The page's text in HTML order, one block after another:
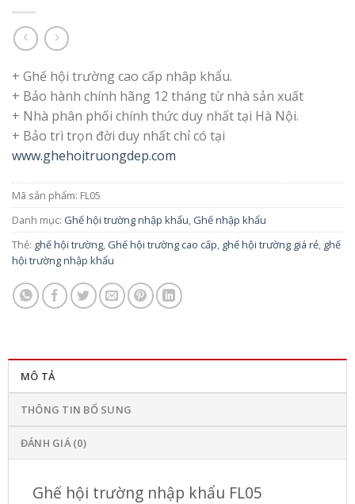
+ Ghế hội trường cao cấp nhâp khẩu.
+ Bảo hành chính hãng 12 tháng từ nhà sản xuất
+ Nhà phân phối chính thức duy nhất tại Hà Nội.
+ Bảo trì trọn đời duy nhất chỉ có tại
www.ghehoitruongdep.com
Mã sản phẩm: FL05
Danh mục: Ghế hội trường nhập khẩu, Ghế nhập khẩu
Thẻ: ghế hội trường, Ghế hội trường cao cấp, ghế hội trường giá rẻ, ghế
hội trường nhập khẩu
MÔ TẢ
THÔNG TIN BỔ SUNG
ĐÁNH GIÁ (0)
Ghế hội trường nhập khẩu FL05